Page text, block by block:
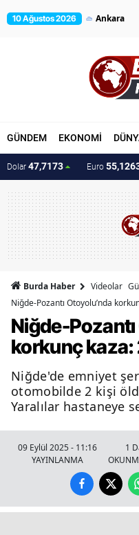
10 Ağustos 2026
GÜNDEM EKONOMİ
Dolar 47,7173 Euro
Burda Haber Videolar
Niğde-Pozantı Otoyolu’nda
Niğde-
korkunç kaza:
Niğde'de emniyet
otomobilde 2 kişi
Yaralılar hastaneye
09 Eylül 2025 - 11:16
YAYINLANMA
1